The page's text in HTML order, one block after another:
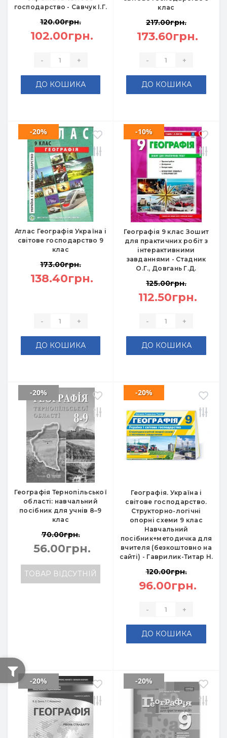
господарство - Савчук І.Г.
120.00грн.
102.00грн.
- +
ДО КОШИКА
клас
217.00грн.
173.60грн.
- +
ДО КОШИКА
Атлас Географія Україна і
світове господарство 9
клас
-20%
173.00грн.
138.40грн.
- +
ДО КОШИКА
Географія 9 клас Зошит
для практичних робіт з
інтерактивними
завданнями - Стадник
О.Г., Довгань Г.Д.
-10%
125.00грн.
112.50грн.
- +
ДО КОШИКА
Географія Тернопільської
області: навчальний
посібник для учнів 8–9
клас
-20%
70.00грн.
56.00грн.
ТОВАР ВІДСУТНІЙ
Географія. Україна і
світове господарство.
Структорно-логічні
опорні схеми 9 клас
Навчальний
посібник+методичка для
вчителя (безкоштовно на
сайті) - Гаврилик-Титар Н.
-20%
120.00грн.
96.00грн.
- +
ДО КОШИКА
-20% -20%